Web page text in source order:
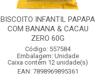
BISCOITO INFANTIL PAPAPA
COM BANANA & CACAU
ZERO 60G
Código: 557584
Embalagem: Unidade
Caixa contém 12 unidade(s)
EAN: 7898969895361